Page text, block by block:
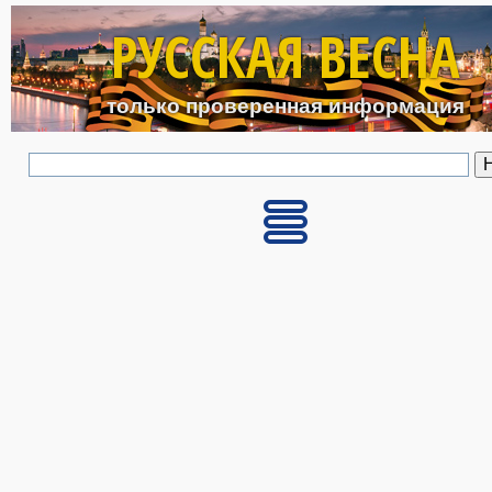
Перейти к основному
РУССКАЯ ВЕСНА
только проверенная информация